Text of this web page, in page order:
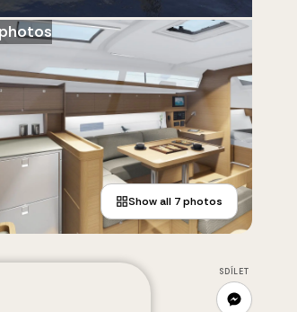
photos
Show all 7photos
SDÍLET